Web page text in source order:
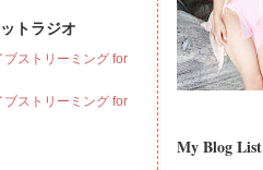
My Blog List
トラジオ
ブストリーミング for
ブストリーミング for